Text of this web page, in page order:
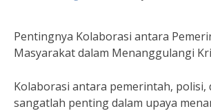
Pentingnya Kolaborasi antara
Masyarakat dalam Menanggulangi
Kolaborasi antara pemerintah, polisi,
sangatlah penting dalam upaya